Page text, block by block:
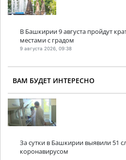
В Башкирии 9 августа пройдут
местами с градом
9 августа 2026, 09:38
ВАМ БУДЕТ ИНТЕРЕСНО
За сутки в Башкирии выявили 51
коронавирусом